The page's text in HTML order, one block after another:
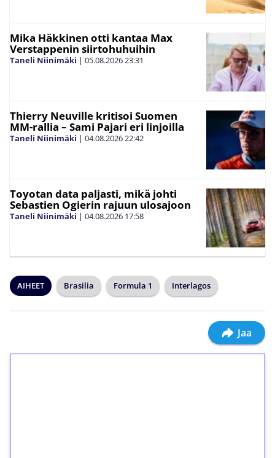
Mika Häkkinen otti kantaa Max
Verstappenin siirtohuhuihin
Taneli Niinimäki | 05.08.202623:31
Thierry Neuville kritisoi Suomen
MM-rallia – Sami Pajari eri linjoilla
Taneli Niinimäki | 04.08.202622:42
Toyotan data paljasti, mikä johti
Sebastien Ogierin rajuun ulosajoon
Taneli Niinimäki | 04.08.2026 17:58
AIHEET Brasilia Formula 1 Interlagos
Jaa